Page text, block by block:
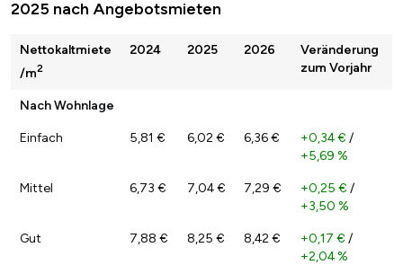
2025 nach Angebotsmieten
Nettokaltmiete
/m2
2024 2025 2026
Veränderung
zum Vorjahr
Nach Wohnlage
Einfach 5,81 € 6,02 € 6,36 € +0,34 € /
+5,69 %
Mittel 6,73 € 7,04 € 7,29 € +0,25 € /
+3,50 %
Gut 7,88 € 8,25 € 8,42 € +0,17 € /
+2,04 %